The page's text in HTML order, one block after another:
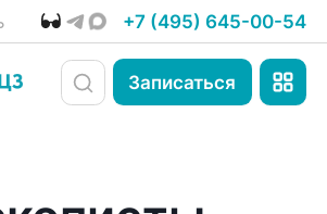
+7 (495) 645-00-54
Записаться